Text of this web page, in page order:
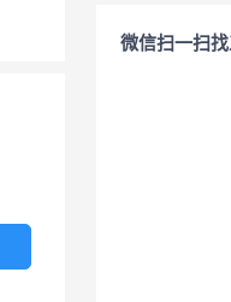
微信扫一扫